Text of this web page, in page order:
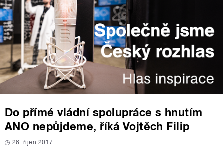
Do přímé vládní spolupráce s hnutím
ANO nepůjdeme, říká Vojtěch Filip
26. říjen 2017